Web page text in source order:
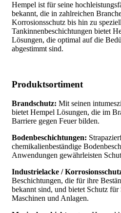
Hempel ist für seine
bekannt, die in zahlreichen
Korrosionsschutz bis hin zu
Tankinnenbeschichtungen bietet
Lösungen, die optimal auf die
abgestimmt sind.
Produktsortiment
Brandschutz: Mit seinen
bietet Hempel Lösungen, die im
Barriere gegen Feuer bilden.
Bodenbeschichtungen:
chemikalienbeständige
Anwendungen gewährleisten
Industrielacke /
Beschichtungen, die für ihre
bekannt sind, und bietet Schutz
Maschinen und Anlagen.